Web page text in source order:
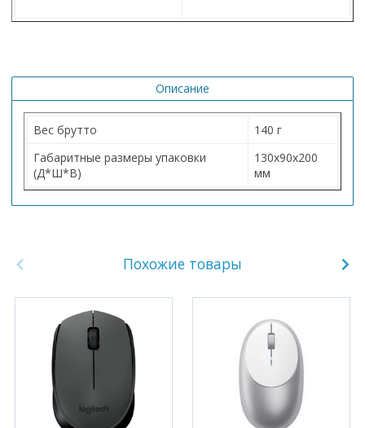
Описание
Вес брутто
140 г
Габаритные размеры упаковки
(Д*Ш*В)
130х90х200
мм
Похожие товары